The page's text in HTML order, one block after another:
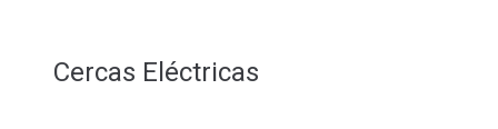
Cercas Eléctricas